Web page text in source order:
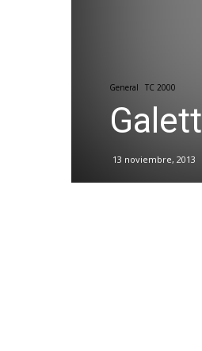
General TC 2000
13 noviembre, 2013